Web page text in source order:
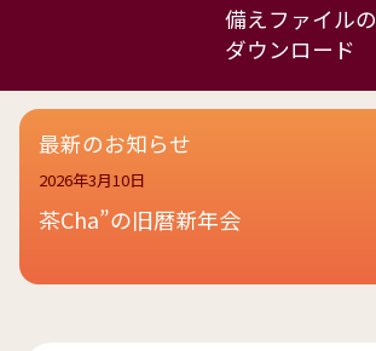
備えファイルの
ダウンロード
最新のお知らせ
2026年3月10日
茶Cha”の旧暦新年会